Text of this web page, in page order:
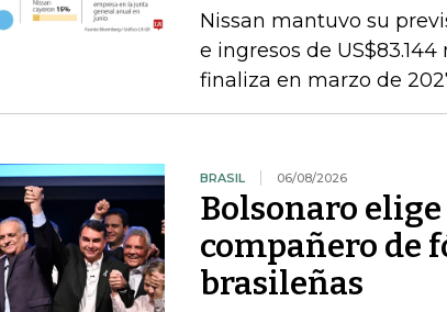
Nissan mantuvo su
e ingresos de
finaliza en marzo de
BRASIL 06/08/2026
Bolsonaro
compañero de
brasileñas